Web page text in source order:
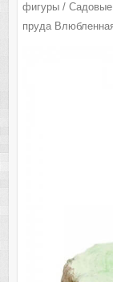
фигуры/
пруда